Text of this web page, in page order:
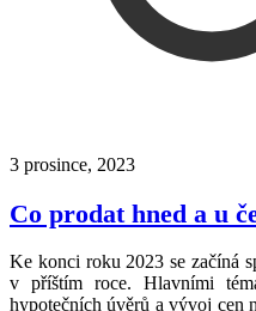
3 prosince, 2023
Co prodat hned a u
Ke konci roku 2023 se začíná
v příštím roce. Hlavními
hypotečních úvěrů a vývoj cen